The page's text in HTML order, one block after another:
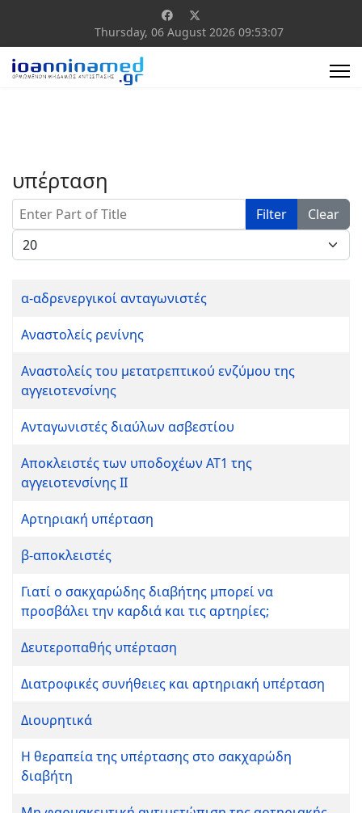
Thursday, 06 August 2026 09:53:07
υπέρταση
Enter Part of Title Filter
Clear
Display #
α-αδρενεργικοί ανταγωνιστές
Αναστολείς ρενίνης
Αναστολείς του μετατρεπτικού ενζύμου της
αγγειοτενσίνης
Ανταγωνιστές διαύλων ασβεστίου
Αποκλειστές των υποδοχέων ΑΤ1 της
αγγειοτενσίνης ΙΙ
Αρτηριακή υπέρταση
β-αποκλειστές
Γιατί ο σακχαρώδης διαβήτης μπορεί να
προσβάλει την καρδιά και τις αρτηρίες;
Δευτεροπαθής υπέρταση
Διατροφικές συνήθειες και αρτηριακή υπέρταση
Διουρητικά
Η θεραπεία της υπέρτασης στο σακχαρώδη
διαβήτη